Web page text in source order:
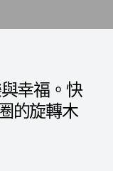
與幸福。快
的旋轉木